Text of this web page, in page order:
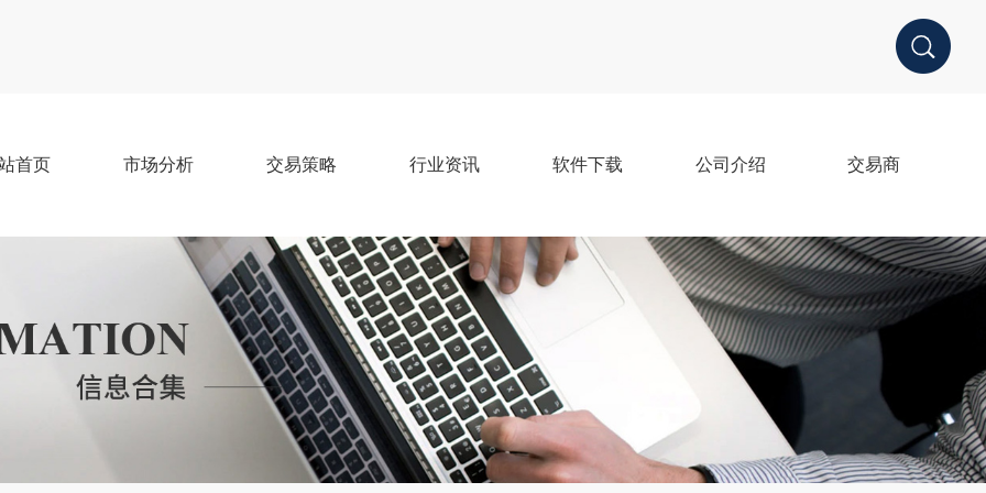
首页 市场分析 交易策略 行业资讯 软件下载 公司介绍 交易商